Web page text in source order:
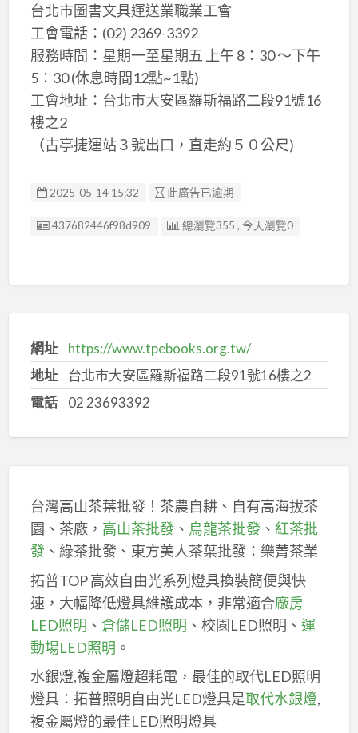
台北市圖書文具運送業職業工會
工會電話：(02) 2369-3392
服務時間：星期一至星期五 上午 8：30 ～下午
5：30 (休息時間12點~1點)
工會地址：台北市大安區羅斯福路二段91號16
樓之2
（古亭捷運站３號出口，直走約５０公尺)
2025-05-14 15:32 此廣告已逾期
廣告编號
437682446f98d909 總瀏覽355 , 今天瀏覽0
網址
https://www.tpebooks.org.tw/
地址
台北市大安區羅斯福路二段91號16樓之2
電話
02 23693392
台灣高山茶葉批發！茶農自耕、自有高海拔茶
園、茶廠， 高山茶批發、 烏龍茶批發、 紅茶批
發、綠茶批發、東方美人茶葉批發：樂菁茶業
拓普TOP 高效自由光系列燈具換裝簡便與快
速，大幅降低燈具維護成本，非常適合廠房
LED照明 、 倉儲LED照明 、校園LED照明、 運
動場LED照明 。
水銀燈,複金屬燈超耗電，最佳的取代LED照明
燈具：拓普照明自由光LED燈具是取代水銀燈,
複金屬燈的最佳LED照明燈具